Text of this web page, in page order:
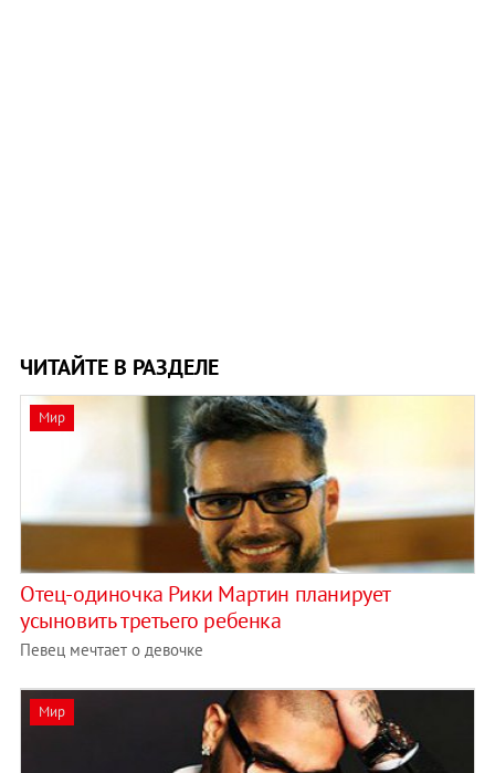
ЧИТАЙТЕ В РАЗДЕЛЕ
Мир
Отец-одиночка Рики Мартин планирует
усыновить третьего ребенка
Певец мечтает о девочке
Мир